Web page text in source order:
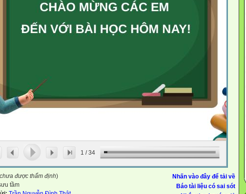
1 /34
Nhấn vào đây để tải về
Báo tài liệu có sai sót
được thẩm định)
tầm